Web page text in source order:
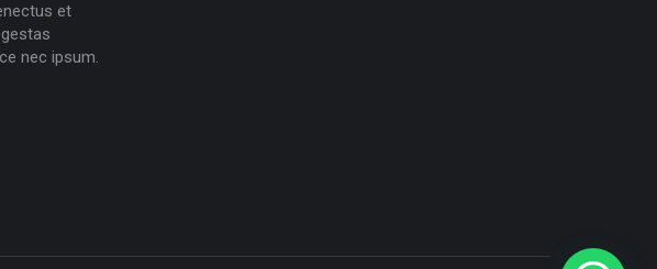
et
nec ipsum.